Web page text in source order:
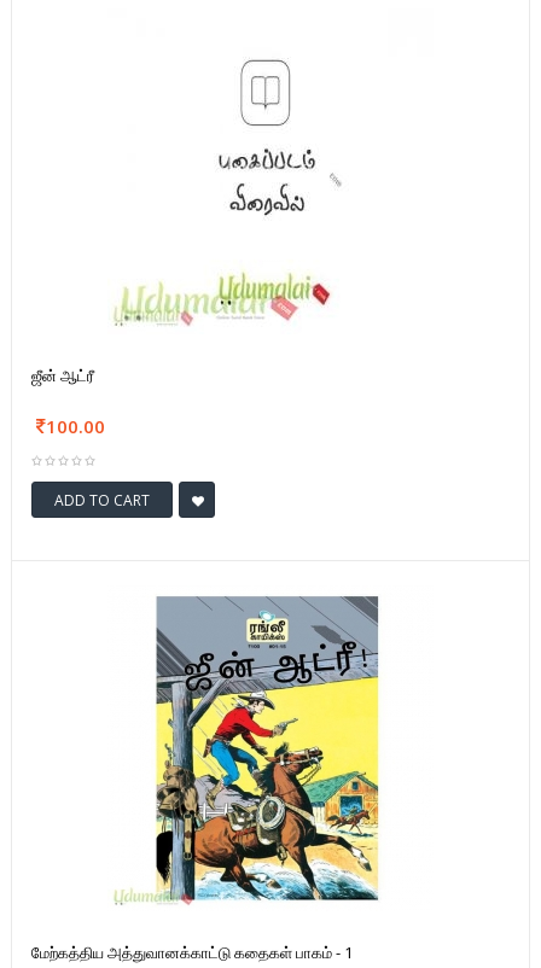
ஜீன் ஆட்ரீ
100.00
ADD TO CART
மேற்கத்திய அத்துவானக்காட்டு கதைகள் பாகம் - 1